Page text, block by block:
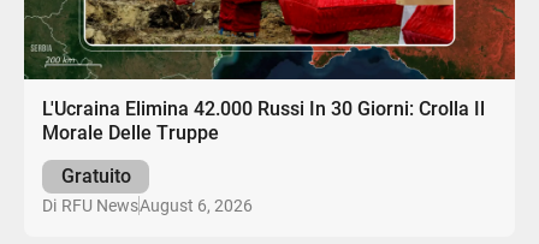
L'Ucraina Elimina 42.000 Russi In 30 Giorni: Crolla Il
Morale Delle Truppe
Gratuito
Di RFU NewsAugust 6, 2026